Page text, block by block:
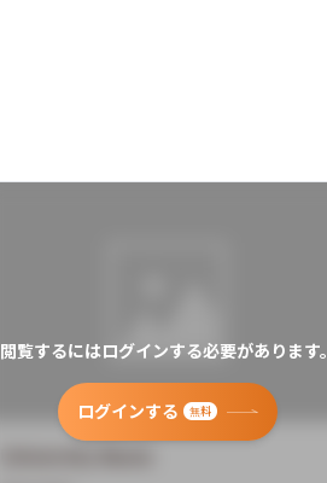
閲覧するにはログインする必要があります。
ログインする 無料